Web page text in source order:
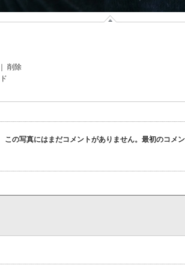
削除
この写真にはまだコメントがありません。最初のコメン